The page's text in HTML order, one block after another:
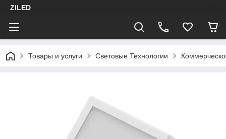
ZILED
Товары и услуги Световые Технологии